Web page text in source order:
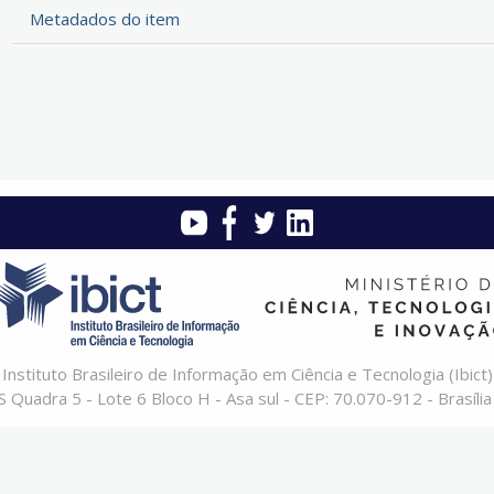
Metadados do item
Instituto Brasileiro de Informação em Ciência e Tecnologia (Ibict)
Quadra 5 - Lote 6 Bloco H - Asa sul - CEP: 70.070-912 -